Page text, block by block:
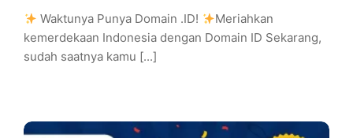
Waktunya Punya Domain .ID!
Meriahkan
kemerdekaan Indonesia dengan Domain ID Sekarang,
sudah saatnya kamu [...]